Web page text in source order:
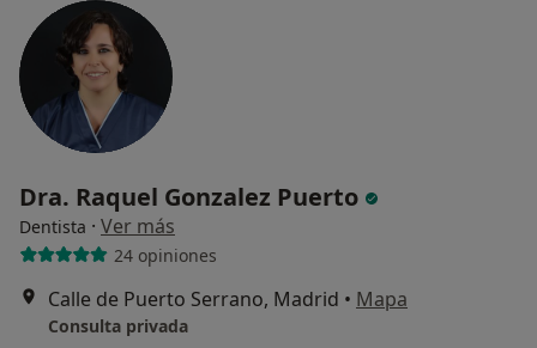
Dra. Raquel Gonzalez Puerto
Dentista · Ver más
24 opiniones
Calle de Puerto Serrano, Madrid • Mapa
Consulta privada